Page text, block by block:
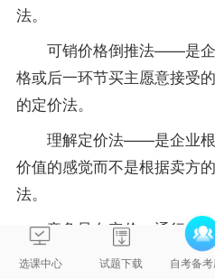
法。
可销价格倒推法——是企
格或后一环节买主愿意接受
的定价法。
理解定价法——是企业根
价值的感觉而不是根据卖方
法。
竞争导向定价：通行价
格水平或竞争对手的价格为
选课中心 试题下载 自考备